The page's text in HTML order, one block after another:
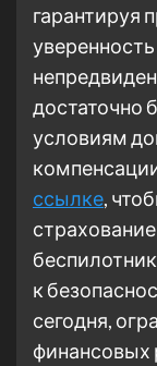
гарантируя
достаточно
условиям
ссылке,
к
сегодня,
финансовых